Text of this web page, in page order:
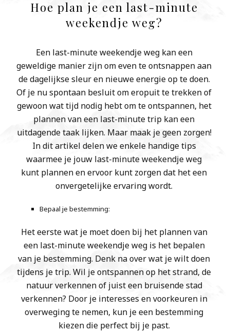
Hoe plan je een last-minute
weekendje weg?
Een last-minute weekendje weg kan een
geweldige manier zijn om even te ontsnappen aan
de dagelijkse sleur en nieuwe energie op te doen.
Of je nu spontaan besluit om eropuit te trekken of
gewoon wat tijd nodig hebt om te ontspannen, het
plannen van een last-minute trip kan een
uitdagende taak lijken. Maar maak je geen zorgen!
In dit artikel delen we enkele handige tips
waarmee je jouw last-minute weekendje weg
kunt plannen en ervoor kunt zorgen dat het een
onvergetelijke ervaring wordt.
Bepaal je bestemming:
Het eerste wat je moet doen bij het plannen van
een last-minute weekendje weg is het bepalen
van je bestemming. Denk na over wat je wilt doen
tijdens je trip. Wil je ontspannen op het strand, de
natuur verkennen of juist een bruisende stad
verkennen? Door je interesses en voorkeuren in
overweging te nemen, kun je een bestemming
kiezen die perfect bij je past.